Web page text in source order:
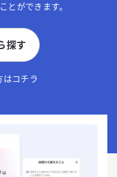
とができます。
探す
はコチラ